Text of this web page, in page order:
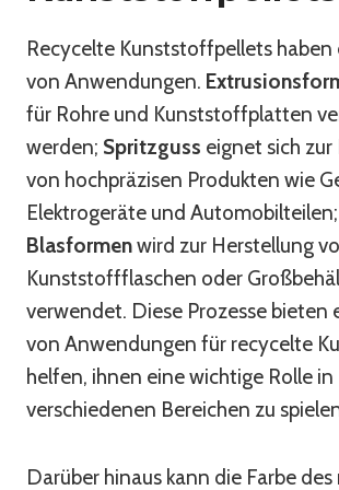
Recycelte Kunststoffpellets haben
von Anwendungen.
für Rohre und Kunststoffplatten
werden; Spritzguss eignet sich
von hochpräzisen Produkten wie
Elektrogeräte und
Blasformenwird zur Herstellung
Kunststoffflaschen oder
verwendet. Diese Prozesse bieten
von Anwendungen für recycelte
helfen, ihnen eine wichtige Rolle in
verschiedenen Bereichen zu
Darüber hinaus kann die Farbe